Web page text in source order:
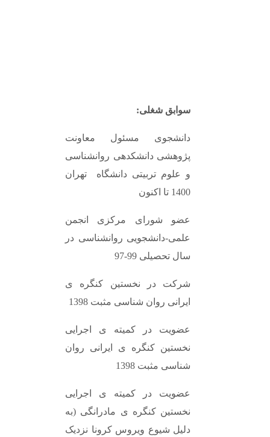
سوابق شغلی:
دانشجوی مسئول معاونت
پژوهشی دانشکدهی روانشناسی
و علوم تربیتی دانشگاه تهران
1400 تا اکنون
عضو شورای مرکزی انجمن
علمی-دانشجویی روانشناسی در
سال تحصیلی 99-97
شرکت در نخستین کنگره ی
ایرانی روان شناسی مثبت 1398
عضویت در کمیته ی اجرایی
نخستین کنگره ی ایرانی روان
شناسی مثبت 1398
عضویت در کمیته ی اجرایی
نخستین کنگره ی مادرانگی (به
دلیل شیوع ویروس کرونا نزدیک